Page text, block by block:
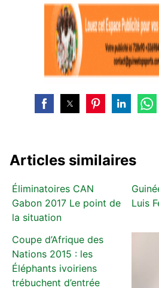
Articles similaires
Éliminatoires CAN
Gabon 2017 Le point de
la situation
Luis
Coupe d’Afrique des
Nations 2015 : les
Éléphants ivoiriens
trébuchent d’entrée